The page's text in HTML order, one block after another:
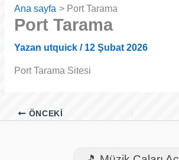
Ana sayfa Port Tarama
Port Tarama
Yazan utquick / 12 Şubat 2026
Port Tarama Sitesi
ÖNCEKI